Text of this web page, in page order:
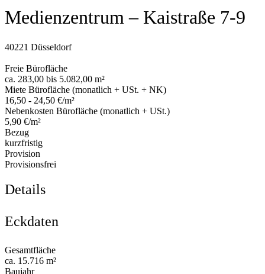
Medienzentrum – Kaistraße 7-9
40221 Düsseldorf
Freie Bürofläche
ca. 283,00 bis 5.082,00 m²
Miete Bürofläche (monatlich + USt. + NK)
16,50 - 24,50 €/m²
Nebenkosten Bürofläche (monatlich + USt.)
5,90 €/m²
Bezug
kurzfristig
Provision
Provisionsfrei
Details
Eckdaten
Gesamtfläche
ca. 15.716 m²
Baujahr